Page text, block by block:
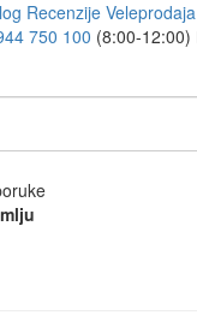
Recenzije Veleprodaja
750 100 (8:00-12:00)